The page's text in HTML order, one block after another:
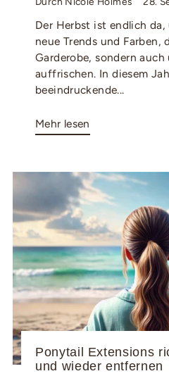
Der Herbst ist endlich
neue Trends und Farben,
Garderobe, sondern auch
auffrischen. In diesem
beeindruckende...
Mehr lesen
Ponytail Extensions
und wieder entfernen